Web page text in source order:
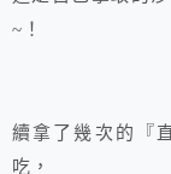
~！
續拿了幾次的『
吃，